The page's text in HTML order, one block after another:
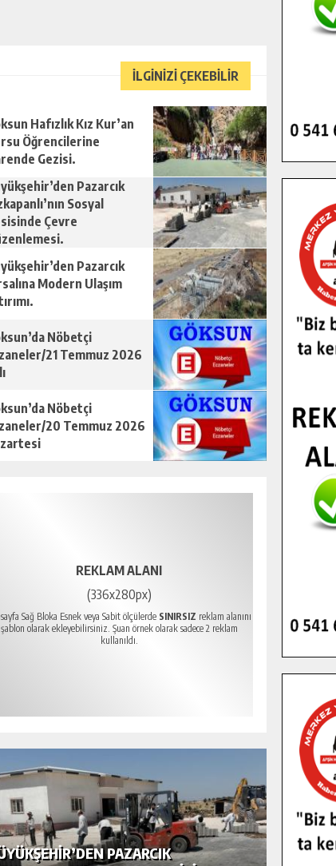
İLGİNİZİ ÇEKEBİLİR
Hafızlık Kız Kur’an
Öğrencilerine
Gezisi.
Pazarcık
Sosyal
Çevre
Pazarcık
Modern Ulaşım
Nöbetçi
21 Temmuz 2026
Nöbetçi
20 Temmuz 2026
REKLAM ALANI
(336x280px)
Sağ Bloka Esnek veya Sabit ölçülerde SINIRSIZ reklam alanını
şablon olarak ekleyebilirsiniz. Şuan örnek olarak sadece 2 reklam
kullanıldı.
PAZARCIK